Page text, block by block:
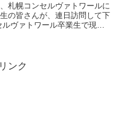
札幌コンセルヴァトワールに
の皆さんが、連日訪問して下
ヴァトワール卒業生で現
ンク